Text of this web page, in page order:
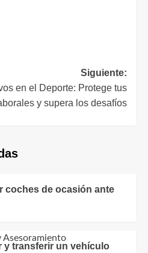
Siguiente:
en el Deporte: Protege tus
y supera los desafíos
coches de ocasión ante
y transferir un vehículo